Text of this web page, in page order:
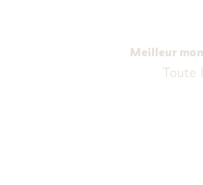
Meilleur
Toute